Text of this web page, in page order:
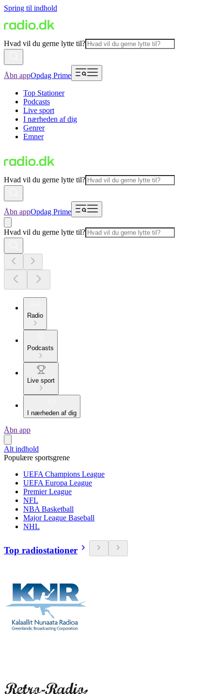
Spring til indhold
Hvad vil du gerne lytte til?
Åbn appOpdag Prime
Top Stationer
Podcasts
Live sport
I nærheden af dig
Genrer
Emner
Hvad vil du gerne lytte til?
Åbn appOpdag Prime
Hvad vil du gerne lytte til?
Radio
Podcasts
Live sport
I nærheden af dig
Åbn app
Alt indhold
Populære sportsgrene
UEFA Champions League
UEFA Europa League
Premier League
NFL
NBA Basketball
Major League Baseball
NHL
Top radiostationer